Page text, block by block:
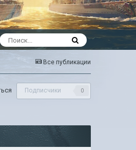
Все публикации
Подписчики 0